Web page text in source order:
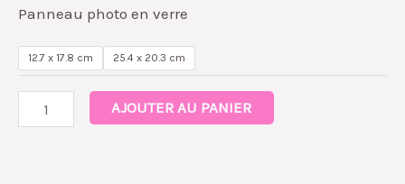
Panneau photo en verre
12.7 x 17.8 cm 25.4 x 20.3 cm
AJOUTER AU PANIER